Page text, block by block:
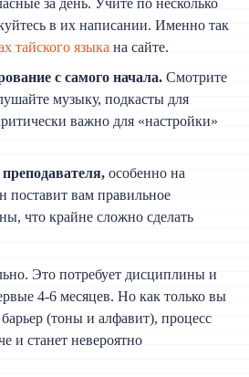
за день. Учите по несколько
в их написании. Именно так
тайского языка на сайте.
с самого начала. Смотрите
музыку, подкасты для
важно для «настройки»
особенно на
поставит вам правильное
что крайне сложно сделать
Это потребует дисциплины и
4-6 месяцев. Но как только вы
(тоны и алфавит), процесс
и станет невероятно